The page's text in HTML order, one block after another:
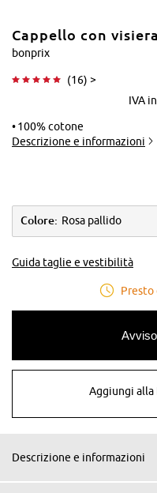
Cappello con
bonprix
(16) >
IVA
100% cotone
Descrizione e informazioni
Colore: Rosa pallido
Guida taglie e vestibilità
Presto
Aggiungi alla
Descrizione e informazioni